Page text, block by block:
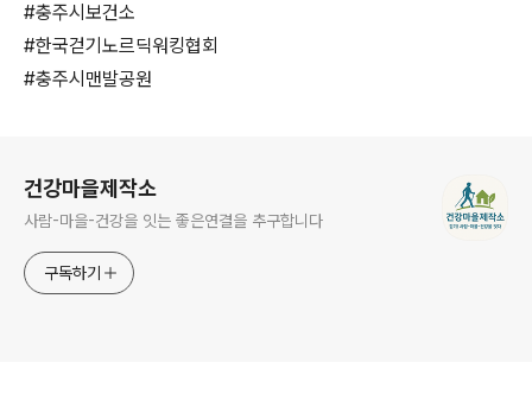
#충주시보건소
#한국걷기노르딕워킹협회
#충주시맨발공원
건강마을제작소
사람-마을-건강을 잇는 좋은연결을 추구합니다
구독하기